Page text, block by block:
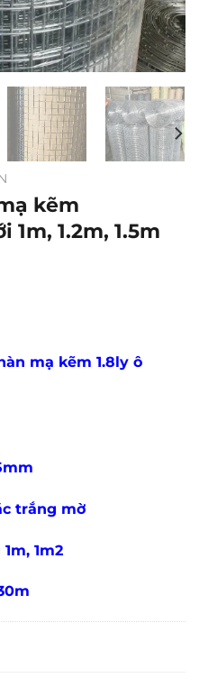
kẽm
1m, 1.2m, 1.5m
mạ kẽm 1.8ly ô
trắng mờ
1m2